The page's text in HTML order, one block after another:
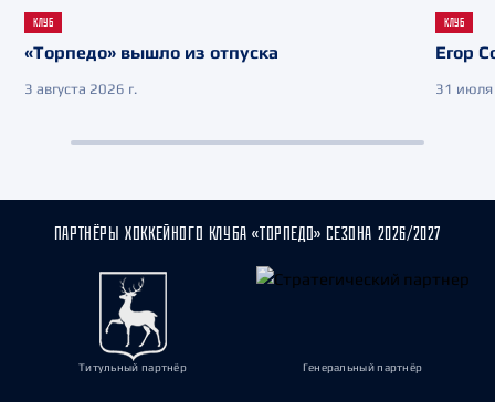
КЛУБ
«Торпедо» вышло из отпуска
3 августа 2026 г.
КЛУБ
Егор
31 июля
ПАРТНЁРЫ ХОККЕЙНОГО КЛУБА «ТОРПЕДО» СЕЗОНА 2026/2027
Титульный партнёр Генеральный партнёр